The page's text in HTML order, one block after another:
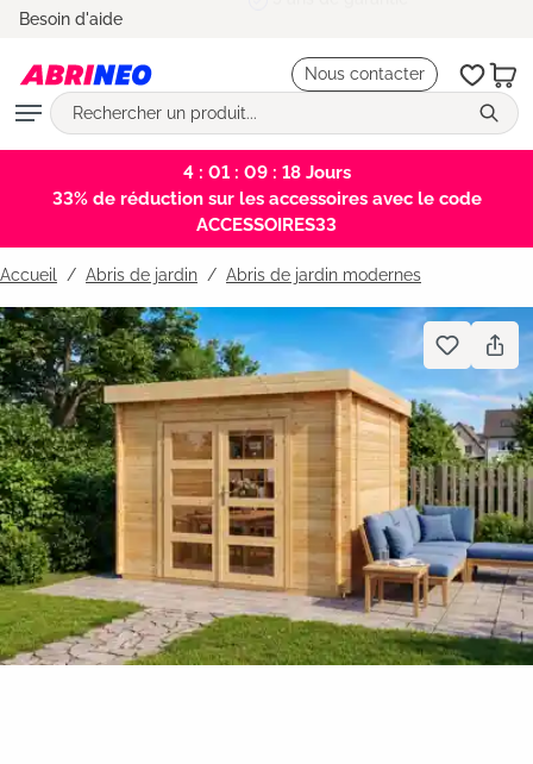
principal
Besoin d'aide
Nous contacter
4 : 01 : 09 : 18Jours
33% de réduction sur les accessoires avec le code
ACCESSOIRES33
Accueil Abris de jardin / Abris de jardin modernes
Bildergalerie überspringen